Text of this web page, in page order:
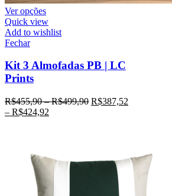
Ver opções
Quick view
Add to wishlist
Fechar
Kit 3 Almofadas PB | LC
Prints
R$455,90–R$499,90 R$387,52
– R$424,92